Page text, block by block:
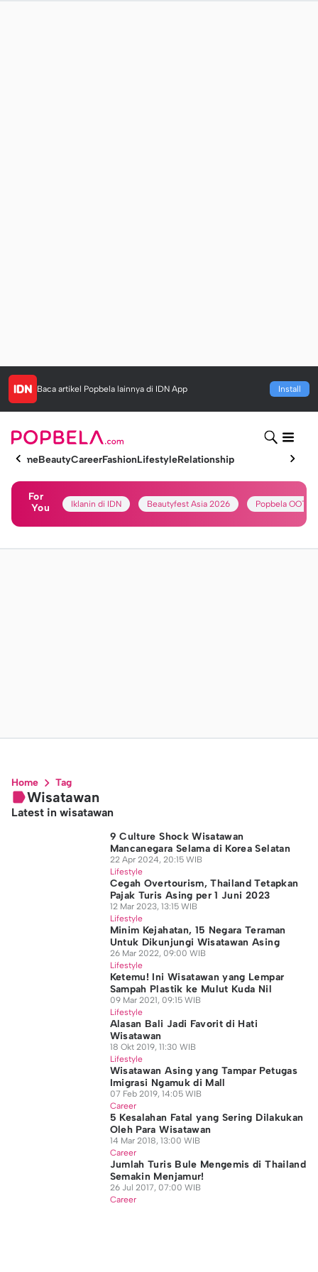
Baca artikel Popbela lainnya di IDN App Install
HomeBeautyCareerFashionLifestyleRelationship
For
You
Iklanin di IDN Beautyfest Asia 2026 Popbela OOTD
Home Tag
Wisatawan
Latest in wisatawan
9 Culture Shock Wisatawan
Mancanegara Selama di Korea Selatan
22 Apr 2024, 20:15 WIB
Lifestyle
Cegah Overtourism, Thailand Tetapkan
Pajak Turis Asing per 1 Juni 2023
12 Mar 2023, 13:15 WIB
Lifestyle
Minim Kejahatan, 15 Negara Teraman
Untuk Dikunjungi Wisatawan Asing
26 Mar 2022, 09:00 WIB
Lifestyle
Ketemu! Ini Wisatawan yang Lempar
Sampah Plastik ke Mulut Kuda Nil
09 Mar 2021, 09:15 WIB
Lifestyle
Alasan Bali Jadi Favorit di Hati
Wisatawan
18 Okt 2019, 11:30 WIB
Lifestyle
Wisatawan Asing yang Tampar Petugas
Imigrasi Ngamuk di Mall
07 Feb 2019, 14:05 WIB
Career
5 Kesalahan Fatal yang Sering Dilakukan
Oleh Para Wisatawan
14 Mar 2018, 13:00 WIB
Career
Jumlah Turis Bule Mengemis di Thailand
Semakin Menjamur!
26 Jul 2017, 07:00 WIB
Career